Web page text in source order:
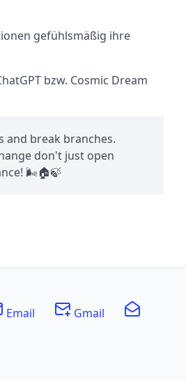
gefühlsmäßig ihre
bzw. Cosmic Dream
and break branches.
don't just open
🌬️🏠🍃
Email
Gmail